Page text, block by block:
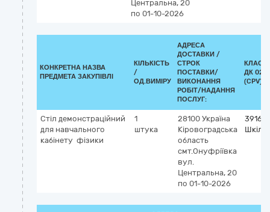
Центральна, 20
по 01-10-2026
КОНКРЕТНА НАЗВА
ПРЕДМЕТА ЗАКУПІВЛІ
КІЛЬКІСТЬ
/
ОД.ВИМІРУ
АДРЕСА
ДОСТАВКИ /
СТРОК
ПОСТАВКИ/
ВИКОНАННЯ
РОБІТ/НАДАННЯ
ПОСЛУГ:
ДК
(CPV)
Стіл демонстраційний
для навчального
кабінету фізики
1
штука
28100 Україна
Кіровоградська
область
смт.Онуфріївка
вул.
Центральна, 20
по 01-10-2026